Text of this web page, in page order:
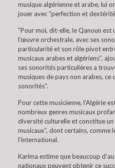
musique algérienne et arabe, lui
jouer avec “perfection et
“Pour moi, dit-elle, le Qanoun
l’œuvre orchestrale, avec ses
particularité et son rôle pivot
musicaux arabes et algériens”,
ses sonorités particulières a
musiques de pays non arabes, ce
sonorités”.
Pour cette musicienne, l’Algérie
nombreux genres musicaux
diversité culturelle et constitue un
musicaux”, dont certains, comme
l’international.
Karima estime que beaucoup
nationaux peuvent obtenir ce